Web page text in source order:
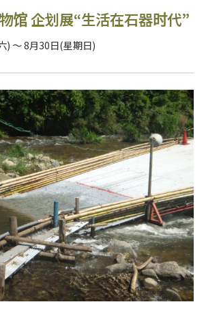
馆 企划展“生活在石器时代”
) ～ 8月30日(星期日)